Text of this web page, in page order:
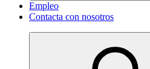
Empleo
Contacta con nosotros